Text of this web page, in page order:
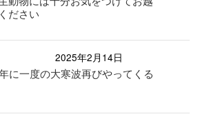
ださい
2025年2月14日
に一度の大寒波再びやってくる